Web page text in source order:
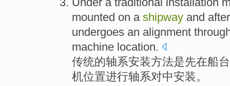
mounted on a shipway and after
undergoes an alignment
machine location.
传统的轴系安装方法是先在船台
机位置进行轴系对中安装。